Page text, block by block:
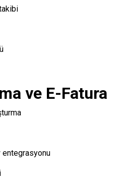
ve E-Fatura
entegrasyonu